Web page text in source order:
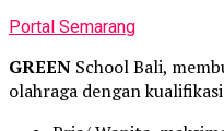
Portal Semarang
GREEN School Bali,
olahraga dengan